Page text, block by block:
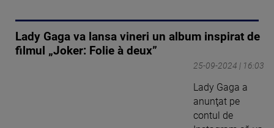
Lady Gaga va lansa vineri un album inspirat de
filmul „Joker: Folie à deux”
25-09-2024 | 16:03
Lady Gaga a
anunţat pe
contul de